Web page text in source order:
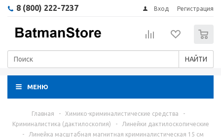
8 (800) 222-7237 Вход Регистрация
НАЙТИ
МЕНЮ
Главная - Химико-криминалистические средства
-
Криминалистика (дактилоскопия)
-
Линейки дактилоскопические
-
Линейка масштабная магнитная криминалистическая 15 см